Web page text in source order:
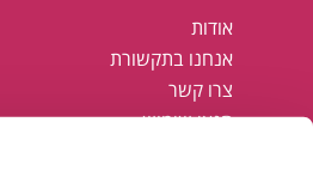
אודות
אנחנו בתקשורת
צרו קשר
תנאי שימוש